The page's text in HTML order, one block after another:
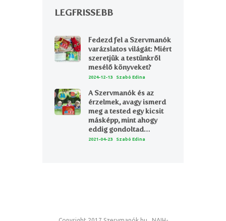
LEGFRISSEBB
Fedezd fel a Szervmanók
varázslatos világát: Miért
szeretjük a testünkről
mesélő könyveket?
2024-12-13 Szabó Edina
A Szervmanók és az
érzelmek, avagy ismerd
meg a tested egy kicsit
másképp, mint ahogy
eddig gondoltad…
2021-04-23 Szabó Edina